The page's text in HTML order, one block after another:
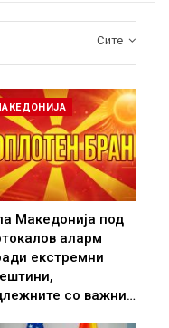
Сите
Македонија под
аларм
екстремни
со важни…